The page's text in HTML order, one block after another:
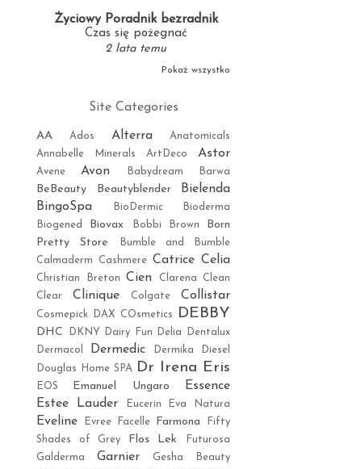
Życiowy Poradnik bezradnik
Czas się pożegnać
2 lata temu
Pokaż wszystko
Site Categories
AA Ados Alterra
Anatomicals
Annabelle Minerals
ArtDeco Astor
Avene Avon Babydream Barwa
BeBeauty Beautyblender
Bielenda
BingoSpa
BioDermic
Bioderma
Biogened
Biovax Bobbi Brown
Born
Pretty Store
Bumble and Bumble
Calmaderm
Cashmere Catrice Celia
Christian Breton Cien Clarena
Clean
Clear
Clinique Colgate Collistar
Cosmepick DAX COsmetics DEBBY
DHC DKNY Dairy Fun Delia
Dentalux
Dermacol
Dermedic Dermika
Diesel
Douglas Home SPA Dr Irena Eris
EOS Emanuel Ungaro
Essence
Estee Lauder
Eucerin Eva Natura
Eveline Evree Facelle Farmona
Fifty
Shades of Grey
Flos Lek
Futurosa
Galderma
Garnier
Gesha Beauty